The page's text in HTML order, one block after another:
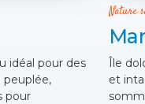
idéal pour des
peuplée,
pour
Nature
Île
et